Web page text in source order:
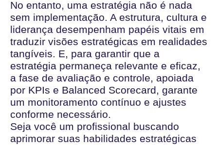
No entanto, uma estratégia não é nada
sem implementação. A estrutura, cultura e
liderança desempenham papéis vitais em
traduzir visões estratégicas em realidades
tangíveis. E, para garantir que a
estratégia permaneça relevante e eficaz,
a fase de avaliação e controle, apoiada
por KPIs e Balanced Scorecard, garante
um monitoramento contínuo e ajustes
conforme necessário.
Seja você um profissional buscando
aprimorar suas habilidades estratégicas